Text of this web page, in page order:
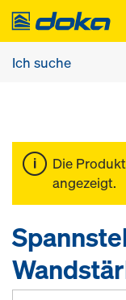
Die
angezeigt.